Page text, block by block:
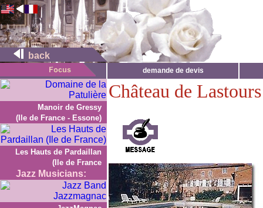
back
demande de devis
Manoir de Gressy
(Ile de France - Essone)
Les Hauts de Pardaillan
(Ile de France
Jazz Musicians:
Château de Lastours